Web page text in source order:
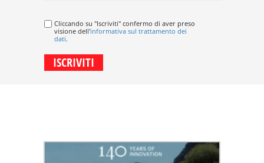
Cliccando su "Iscriviti" confermo di aver preso
visione dell'informativa sul trattamento dei
dati.